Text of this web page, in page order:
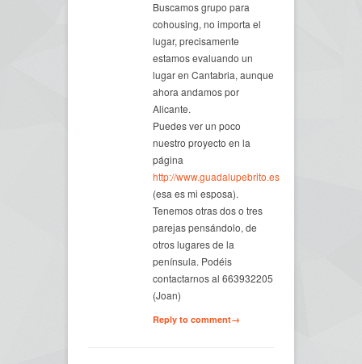
Buscamos grupo para
cohousing, no importa el
lugar, precisamente
estamos evaluando un
lugar en Cantabria, aunque
ahora andamos por
Alicante.
Puedes ver un poco
nuestro proyecto en la
página
http://www.guadalupebrito.es
(esa es mi esposa).
Tenemos otras dos o tres
parejas pensándolo, de
otros lugares de la
península. Podéis
contactarnos al 663932205
(Joan)
Reply to comment→